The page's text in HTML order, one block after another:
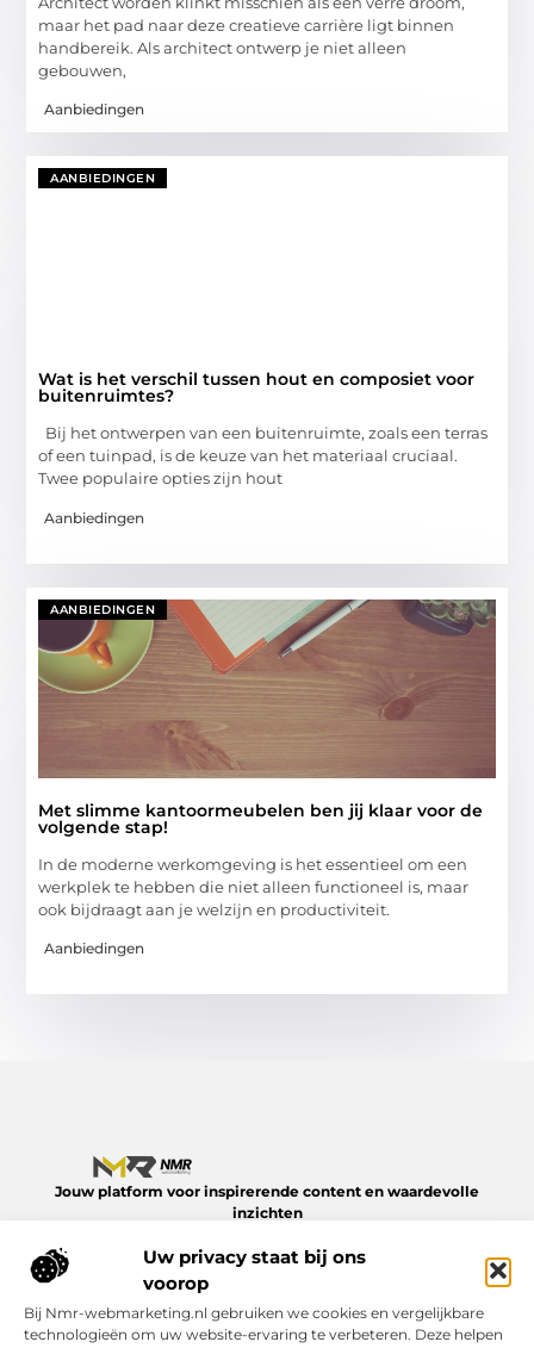
Uw privacy staat bij ons
voorop
Bij Nmr-webmarketing.nl gebruiken we cookies en vergelijkbare
technologieën om uw website-ervaring te verbeteren. Deze helpen
maar het pad naar deze creatieve carrière ligt binnen
handbereik. Als architect ontwerp je niet alleen
gebouwen,
Aanbiedingen
AANBIEDINGEN
Wat is het verschil tussen hout en composiet voor
buitenruimtes?
Bij het ontwerpen van een buitenruimte, zoals een terras
of een tuinpad, is de keuze van het materiaal cruciaal.
Twee populaire opties zijn hout
Aanbiedingen
AANBIEDINGEN
Met slimme kantoormeubelen ben jij klaar voor de
volgende stap!
In de moderne werkomgeving is het essentieel om een
werkplek te hebben die niet alleen functioneel is, maar
ook bijdraagt aan je welzijn en productiviteit.
Aanbiedingen
Jouw platform voor inspirerende content en waardevolle
inzichten
dagelijks leven – van slimme tips tot verdiepende verhalen.
Alles op NMR-webmarketing.nl.
Onze informatie